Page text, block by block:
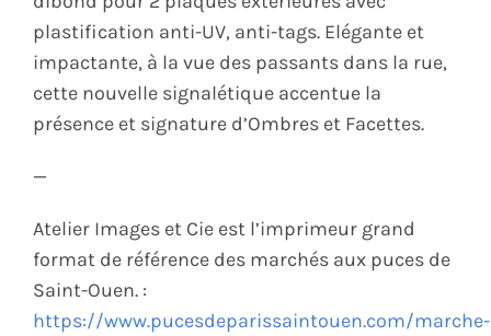
plastification anti-UV, anti-tags. Elégante et
impactante, à la vue des passants dans la rue,
cette nouvelle signalétique accentue la
présence et signature d’Ombres et Facettes.
—
Atelier Images et Cie est l’imprimeur grand
format de référence des marchés aux puces de
Saint-Ouen. :
https://www.pucesdeparissaintouen.com/marche-